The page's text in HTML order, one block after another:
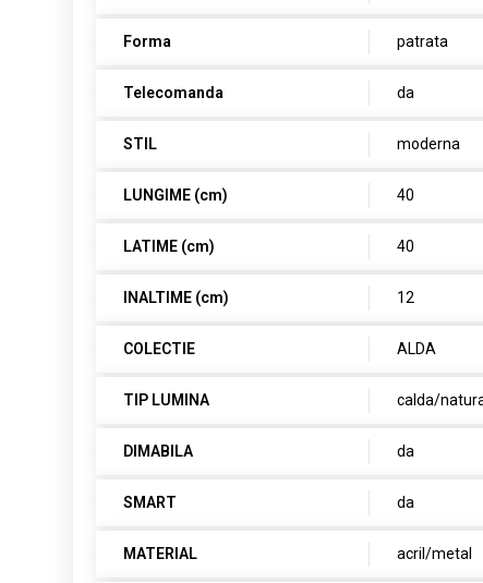
Forma patrata
Telecomanda da
STIL moderna
LUNGIME (cm) 40
LATIME (cm) 40
INALTIME (cm) 12
COLECTIE ALDA
TIP LUMINA calda/
DIMABILA da
SMART da
MATERIAL acril/metal